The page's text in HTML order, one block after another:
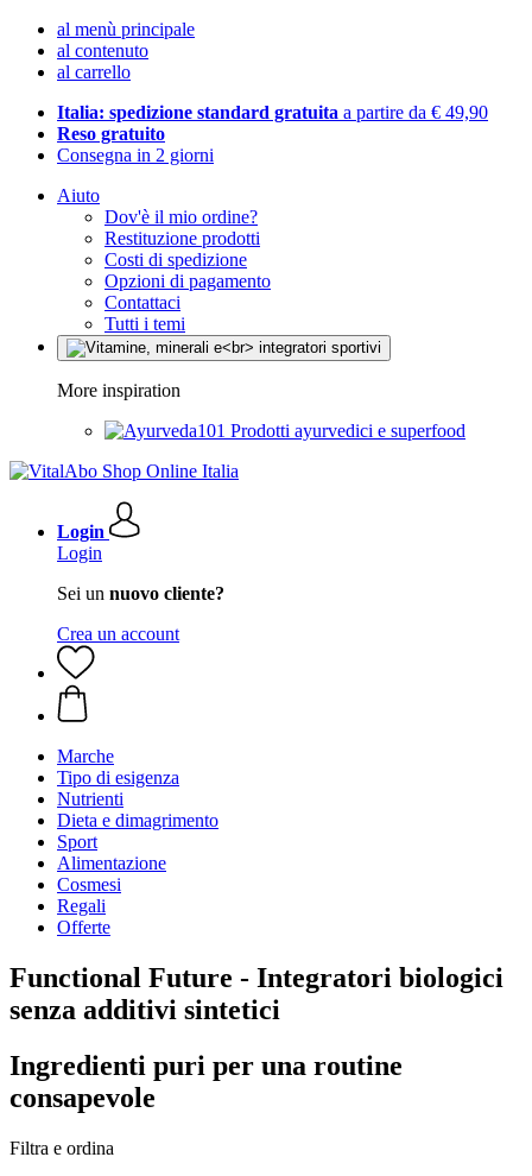
al menù principale
al contenuto
al carrello
Italia: spedizione standard gratuita a partire da € 49,90
Reso gratuito
Consegna in 2 giorni
Aiuto
Dov'è il mio ordine?
Restituzione prodotti
Costi di spedizione
Opzioni di pagamento
Contattaci
Tutti i temi
More inspiration
Prodotti ayurvedici e superfood
Login
Login
Sei un nuovo cliente?
Crea un account
Marche
Tipo di esigenza
Nutrienti
Dieta e dimagrimento
Sport
Alimentazione
Cosmesi
Regali
Offerte
Functional Future - Integratori biologici
senza additivi sintetici
Ingredienti puri per una routine
consapevole
Filtra e ordina